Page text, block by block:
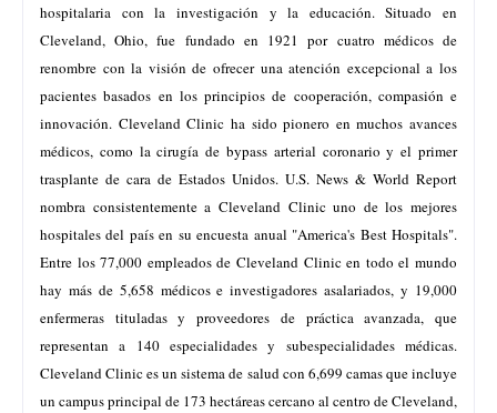
hospitalaria con la investigación y la educación. Situado en
Cleveland, Ohio, fue fundado en 1921 por cuatro médicos de
renombre con la visión de ofrecer una atención excepcional a los
pacientes basados en los principios de cooperación, compasión e
innovación. Cleveland Clinic ha sido pionero en muchos avances
médicos, como la cirugía de bypass arterial coronario y el primer
trasplante de cara de Estados Unidos. U.S. News & World Report
nombra consistentemente a Cleveland Clinic uno de los mejores
hospitales del país en su encuesta anual "America's Best Hospitals".
Entre los 77,000 empleados de Cleveland Clinic en todo el mundo
hay más de 5,658 médicos e investigadores asalariados, y 19,000
enfermeras tituladas y proveedores de práctica avanzada, que
representan a 140 especialidades y subespecialidades médicas.
Cleveland Clinic es un sistema de salud con 6,699 camas que incluye
un campus principal de 173 hectáreas cercano al centro de Cleveland,